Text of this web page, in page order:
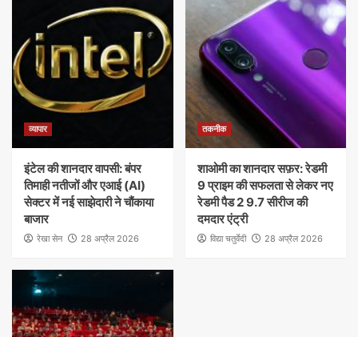
व्यापार
इंटेल की शानदार वापसी: बंपर
तिमाही नतीजों और एआई (AI)
सेक्टर में नई साझेदारी ने चौंकाया
बाजार
रेखा सेन 28 अप्रैल 2026
तकनीक
शाओमी का शानदार सफ़र: रेडमी
9 प्राइम की सफलता से लेकर नए
रेडमी पैड 2 9.7 सीरीज की
दमदार एंट्री
विद्या चतुर्वेदी 28 अप्रैल 2026